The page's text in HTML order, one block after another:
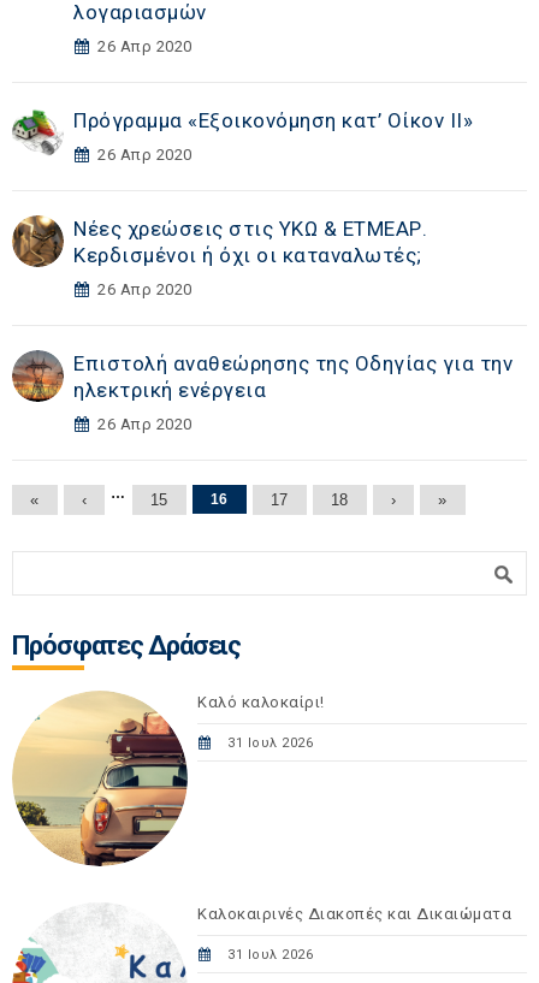
λογαριασμών
26 Απρ 2020
Πρόγραμμα «Εξοικονόμηση κατ’ Οίκον ΙΙ»
26 Απρ 2020
Νέες χρεώσεις στις ΥΚΩ & ΕΤΜΕΑΡ.
Κερδισμένοι ή όχι οι καταναλωτές;
26 Απρ 2020
Επιστολή αναθεώρησης της Οδηγίας για την
ηλεκτρική ενέργεια
26 Απρ 2020
Σελίδες
« ‹ … 15 16 17 18 › »
Πρόσφατες Δράσεις
Καλό καλοκαίρι!
31 Ιουλ 2026
Καλοκαιρινές Διακοπές και Δικαιώματα
31 Ιουλ 2026